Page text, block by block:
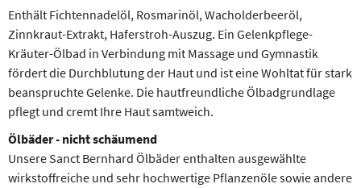
Enthält Fichtennadelöl, Rosmarinöl, Wacholderbeeröl,
Zinnkraut-Extrakt, Haferstroh-Auszug. Ein Gelenkpflege-
Kräuter-Ölbad in Verbindung mit Massage und Gymnastik
fördert die Durchblutung der Haut und ist eine Wohltat für stark
beanspruchte Gelenke. Die hautfreundliche Ölbadgrundlage
pflegt und cremt Ihre Haut samtweich.
Ölbäder - nicht schäumend
Unsere Sanct Bernhard Ölbäder enthalten ausgewählte
wirkstoffreiche und sehr hochwertige Pflanzenöle sowie andere